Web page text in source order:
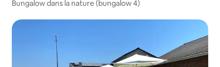
Bungalow dans la nature (bungalow 4)